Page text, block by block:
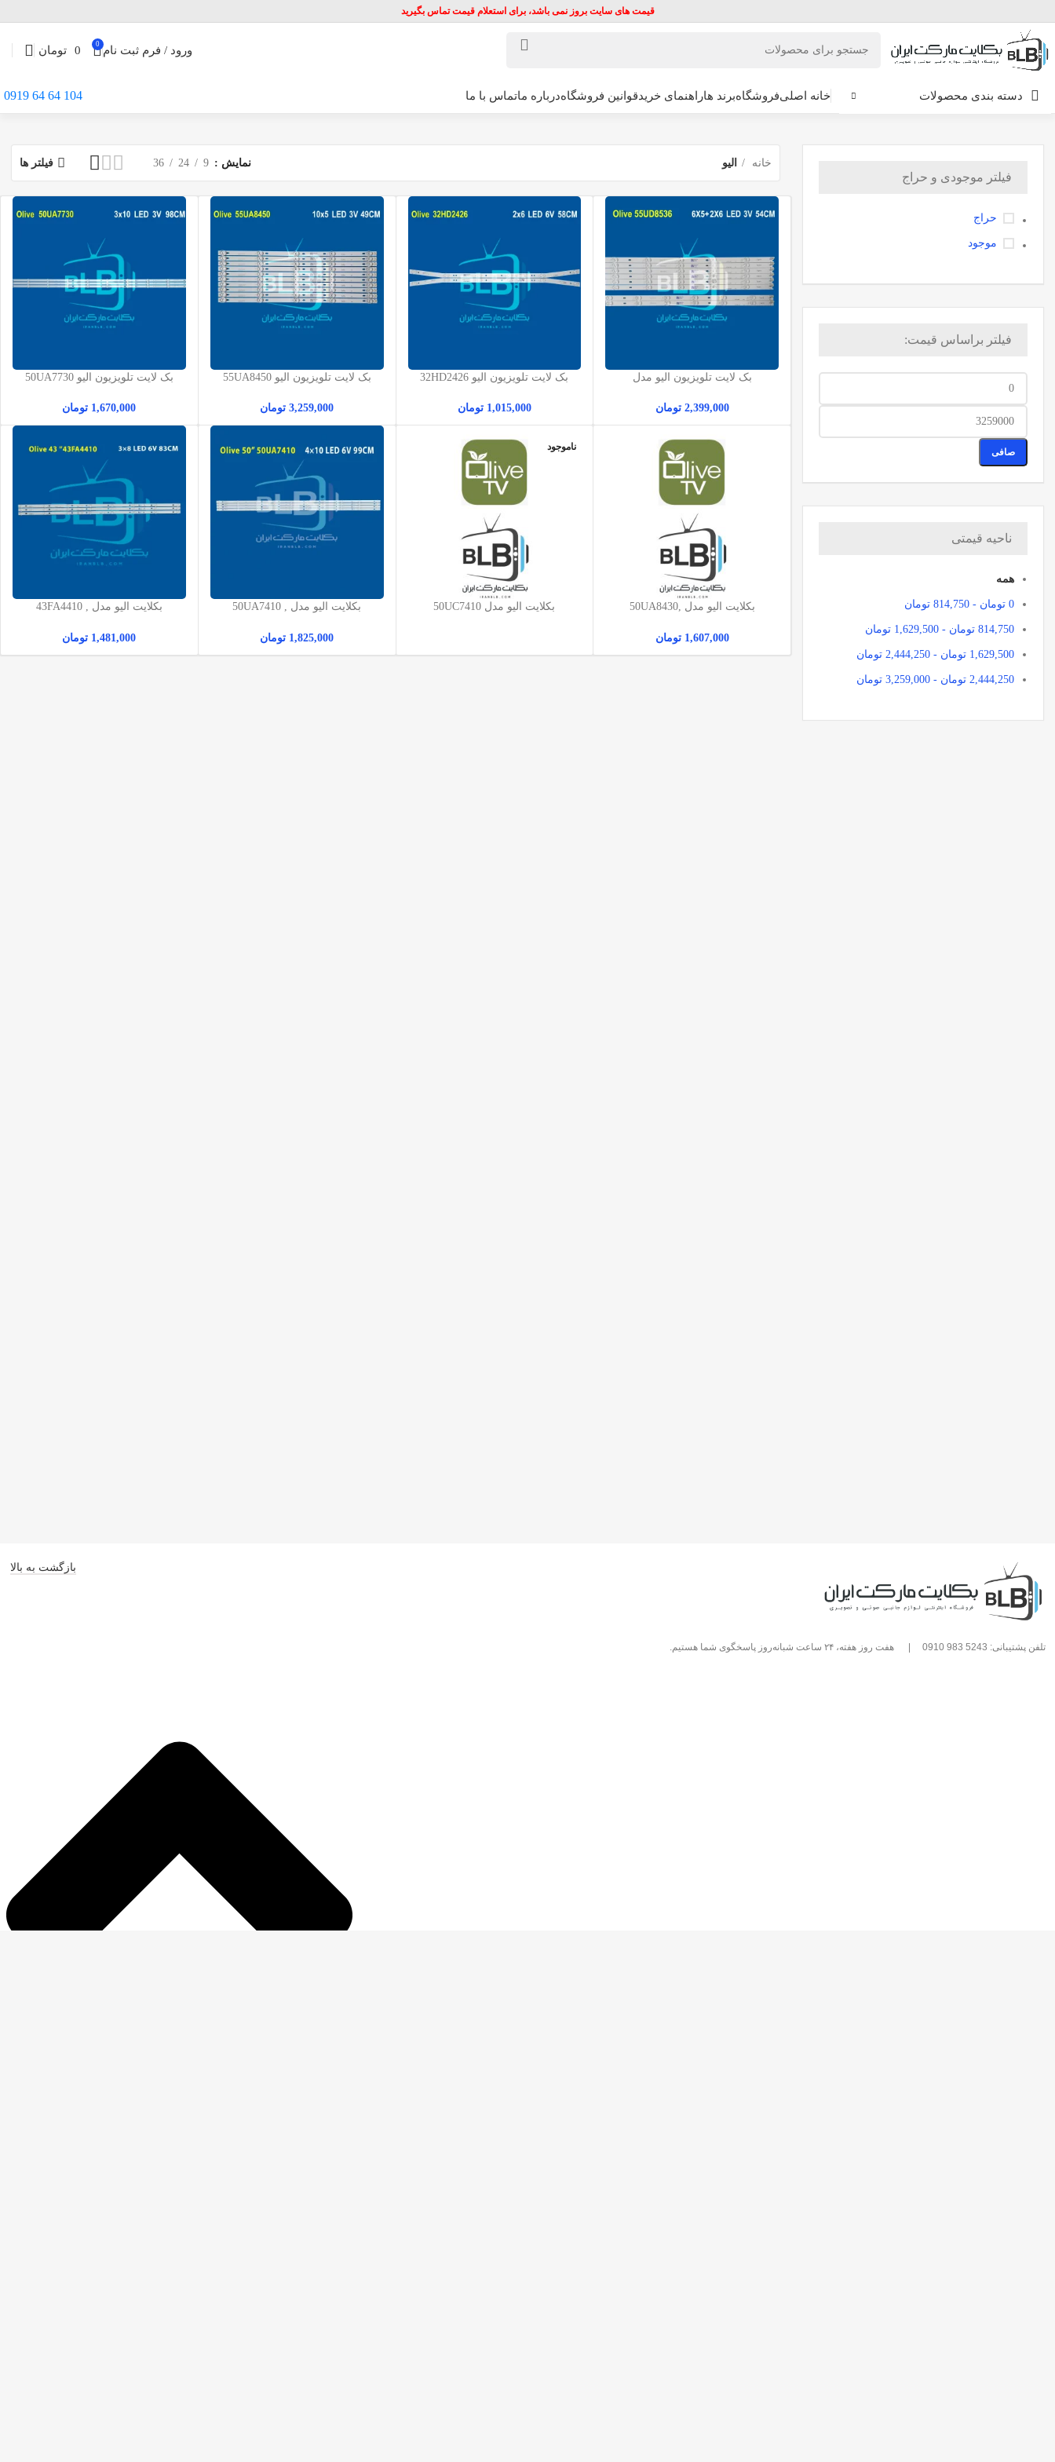
قیمت های سایت بروز نمی باشد، برای استعلام قیمت تماس بگیرید
ورود / فرم ثبت نام 0
0 تومان
دسته بندی محصولات خانه اصلیفروشگاهبرند هاراهنمای خریدقوانین فروشگاهدرباره ماتماس با ما 104 64 64 0919
فیلتر موجودی و حراج
حراج
موجود
فیلتر براساس قیمت:
صافی
ناحیه قیمتی
همه
0 تومان -
814,750 تومان
814,750 تومان -
1,629,500 تومان
1,629,500 تومان -
2,444,250 تومان
2,444,250 تومان -
3,259,000 تومان
خانه الیو نمایش 9
24
36 فیلتر ها
بک لایت تلویزیون الیو مدل
2,399,000 تومان
بک لایت تلویزیون الیو 32HD2426
1,015,000 تومان
بک لایت تلویزیون الیو 55UA8450
3,259,000 تومان
بک لایت تلویزیون الیو 50UA7730
1,670,000 تومان
بکلایت الیو مدل 50UA8430,
1,607,000 تومان
ناموجود
بکلایت الیو مدل 50UC7410
بکلایت الیو مدل 50UA7410 ,
1,825,000 تومان
بکلایت الیو مدل 43FA4410 ,
1,481,000 تومان
تلفن پشتیبانی: 5243 983 0910 هفت روز هفته، ۲۴ ساعت شبانه‌روز پاسخگوی شما هستیم.
بازگشت به بالا